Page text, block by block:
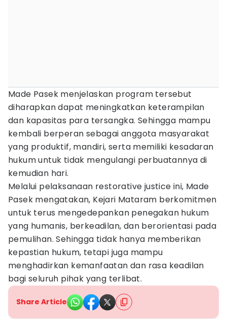
Made Pasek menjelaskan program tersebut
diharapkan dapat meningkatkan keterampilan
dan kapasitas para tersangka. Sehingga mampu
kembali berperan sebagai anggota masyarakat
yang produktif, mandiri, serta memiliki kesadaran
hukum untuk tidak mengulangi perbuatannya di
kemudian hari.
Melalui pelaksanaan restorative justice ini, Made
Pasek mengatakan, Kejari Mataram berkomitmen
untuk terus mengedepankan penegakan hukum
yang humanis, berkeadilan, dan berorientasi pada
pemulihan. Sehingga tidak hanya memberikan
kepastian hukum, tetapi juga mampu
menghadirkan kemanfaatan dan rasa keadilan
bagi seluruh pihak yang terlibat.
Share Article